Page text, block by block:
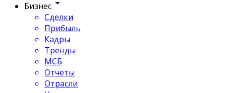
Бизнес
Сделки
Прибыль
Кадры
Тренды
МСБ
Отчеты
Отрасли